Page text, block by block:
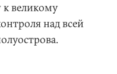
к великому
над всей